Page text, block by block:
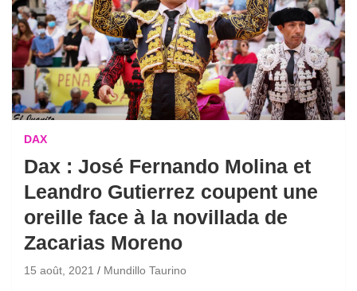
DAX
Dax : José Fernando Molina et
Leandro Gutierrez coupent une
oreille face à la novillada de
Zacarias Moreno
15 août, 2021 Mundillo Taurino